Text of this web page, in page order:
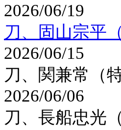
2026/06/19
刀、固山宗平
2026/06/15
刀、関兼常（
2026/06/06
刀、長船忠光